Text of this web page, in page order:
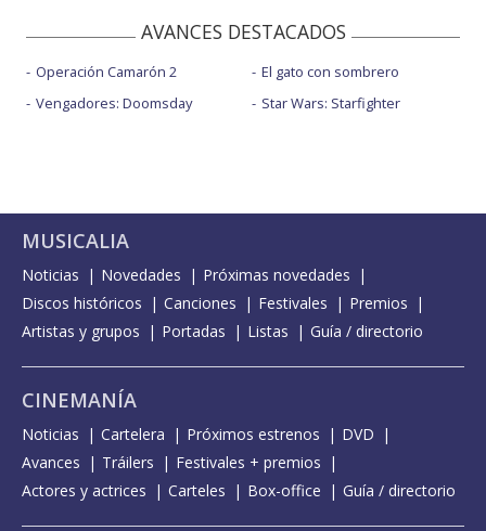
AVANCES DESTACADOS
Operación Camarón 2
Vengadores: Doomsday
El gato con sombrero
Star Wars: Starfighter
MUSICALIA
Noticias Novedades
Próximas novedades
Discos históricos
Canciones Festivales
Premios
Artistas y grupos
Portadas Listas Guía / directorio
CINEMANÍA
Noticias Cartelera Próximos estrenos
DVD
Avances
Tráilers
Festivales + premios
Actores y actrices
Carteles Box-office Guía / directorio